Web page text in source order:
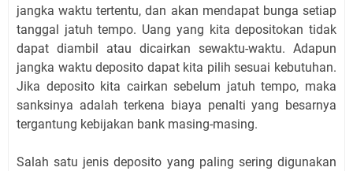
jangka waktu tertentu, dan akan mendapat bunga setiap
tanggal jatuh tempo. Uang yang kita depositokan tidak
dapat diambil atau dicairkan sewaktu-waktu. Adapun
jangka waktu deposito dapat kita pilih sesuai kebutuhan.
Jika deposito kita cairkan sebelum jatuh tempo, maka
sanksinya adalah terkena biaya penalti yang besarnya
tergantung kebijakan bank masing-masing.
Salah satu jenis deposito yang paling sering digunakan